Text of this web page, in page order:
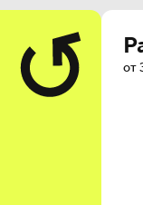
от